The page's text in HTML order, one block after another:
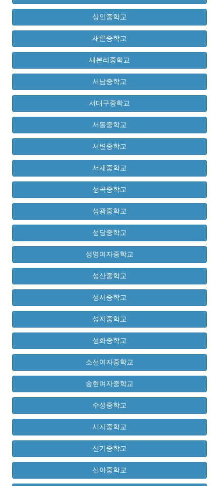
상인중학교
새론중학교
새본리중학교
서남중학교
서대구중학교
서동중학교
서변중학교
서재중학교
성곡중학교
성광중학교
성당중학교
성명여자중학교
성산중학교
성서중학교
성지중학교
성화중학교
소선여자중학교
송현여자중학교
수성중학교
시지중학교
신기중학교
신아중학교